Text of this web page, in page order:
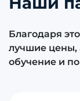
Благодаря
лучшие цены,
обучение и